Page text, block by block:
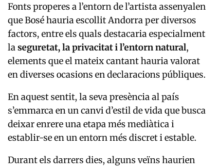
Fonts properes a l’entorn de l’artista assenyalen
que Bosé hauria escollit Andorra per diversos
factors, entre els quals destacaria especialment
laseguretat, la privacitat i l’entorn natural,
elements que el mateix cantant hauria valorat
en diverses ocasions en declaracions públiques.
En aquest sentit, la seva presència al país
s’emmarca en un canvi d’estil de vida que busca
deixar enrere una etapa més mediàtica i
establir-se en un entorn més discret i estable.
Durant els darrers dies, alguns veïns haurien